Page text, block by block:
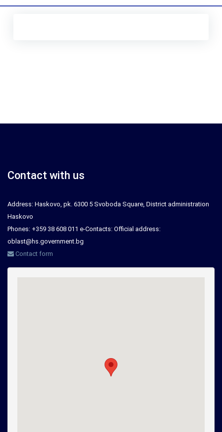
Contact with us
Address: Haskovo, pk. 6300 5 Svoboda Square, District administration
Haskovo
Phones: +359 38 608 011 e-Contacts: Official address:
oblast@hs.government.bg
Contact form